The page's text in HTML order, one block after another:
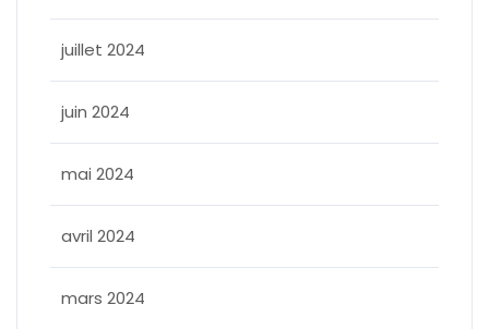
juillet 2024
juin 2024
mai 2024
avril 2024
mars 2024